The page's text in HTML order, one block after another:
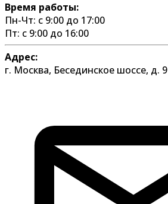
Время работы:
Пн-Чт: с 9:00 до 17:00
Пт: с 9:00 до 16:00
Адрес:
г. Москва, Бесединское шоссе, д. 9